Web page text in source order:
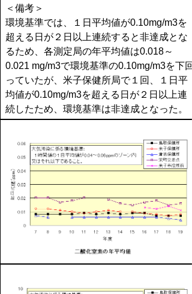
＜備考＞
環境基準では、１日平均値が0.10mg/m3を
超える日が２日以上連続すると非達成とな
るため、各測定局の年平均値は0.018～
0.021 mg/m3で環境基準の0.10mg/m3を下回
っていたが、米子保健所局で１回、１日平
均値が0.10mg/m3を超える日が２日以上連
続したため、環境基準は非達成となった。